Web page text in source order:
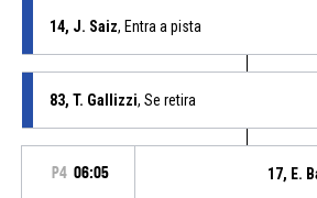
14, J. Saiz, Entra a pista
83, T. Gallizzi, Se retira
P4 06:05 17, E.